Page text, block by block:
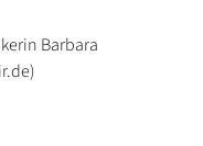
Barbara